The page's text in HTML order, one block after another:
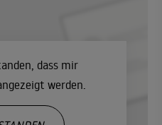
dass mir
werden.